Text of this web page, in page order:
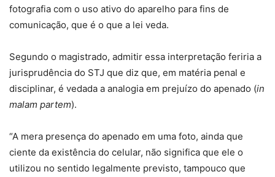
fotografia com o uso ativo do aparelho para fins de
comunicação, que é o que a lei veda.
Segundo o magistrado, admitir essa interpretação feriria a
jurisprudência do STJ que diz que, em matéria penal e
disciplinar, é vedada a analogia em prejuízo do apenado (in
malam partem).
“A mera presença do apenado em uma foto, ainda que
ciente da existência do celular, não significa que ele o
utilizou no sentido legalmente previsto, tampouco que